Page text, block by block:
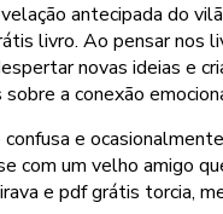
antecipada do
livro. Ao pensar nos
novas ideias e
a conexão
e
com um velho amigo
e pdf grátis torcia,